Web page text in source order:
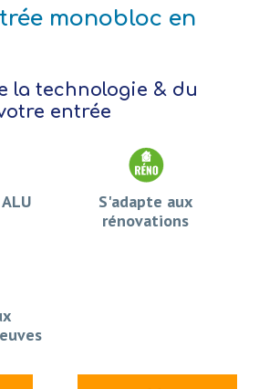
monobloc en
la technologie & du
entrée
S'adapte aux
rénovations